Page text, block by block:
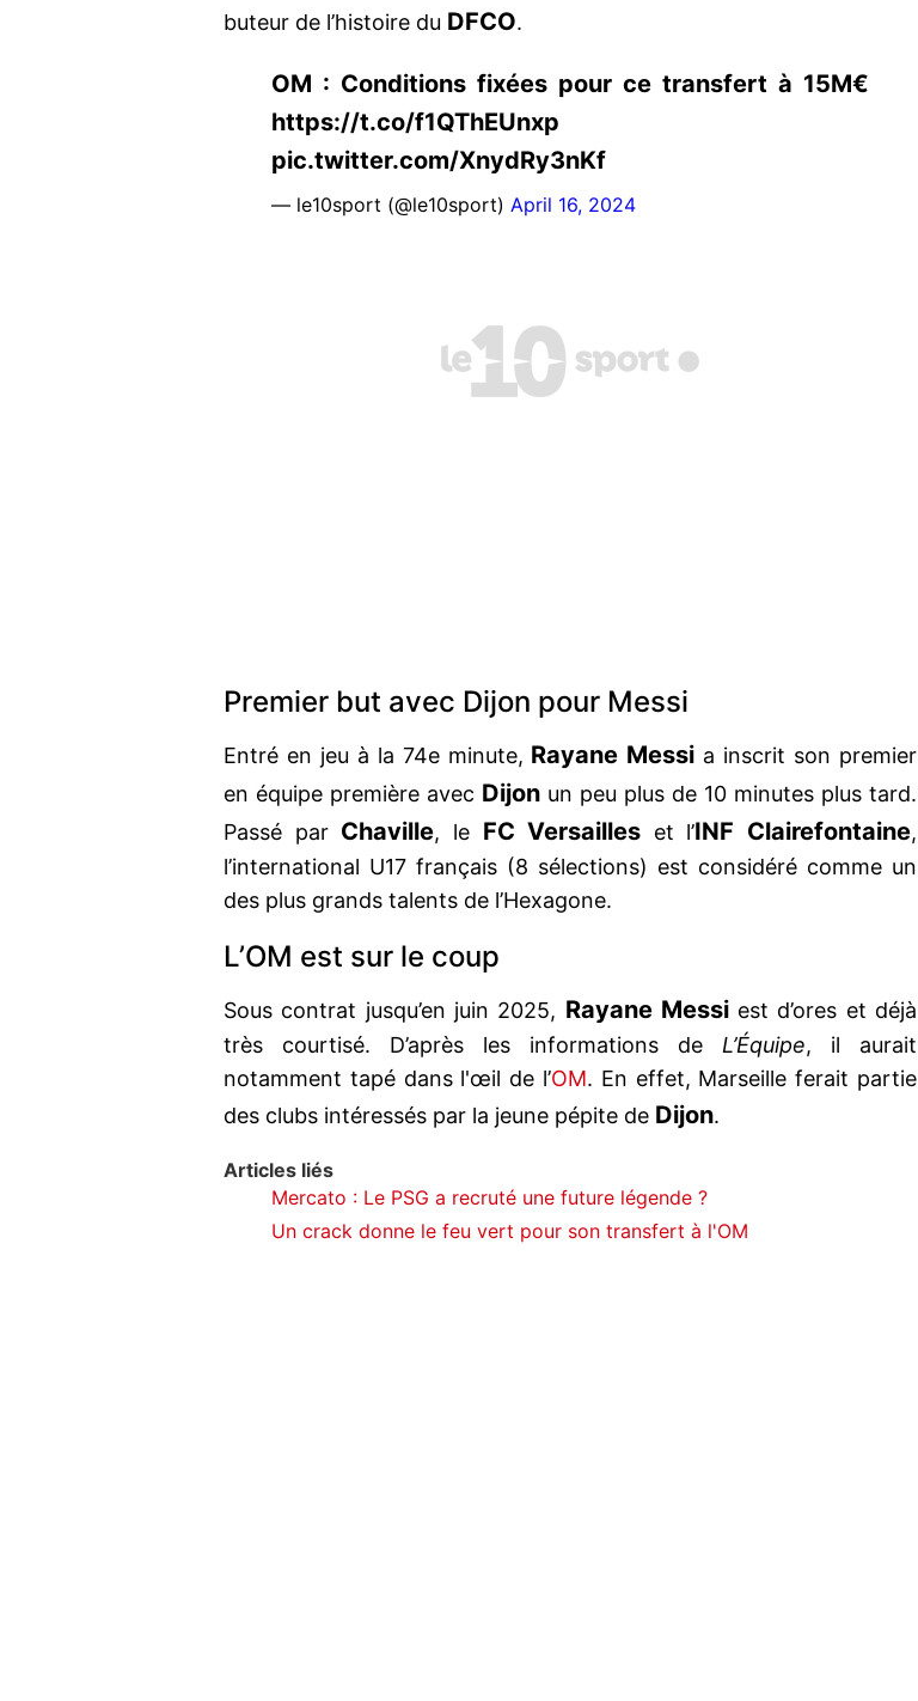
buteur de l’histoire du DFCO.
OM : Conditions fixées pour ce transfert à 15M€
https://t.co/f1QThEUnxp
pic.twitter.com/XnydRy3nKf
— le10sport (@le10sport) April 16, 2024
Premier but avec Dijon pour Messi
Entré en jeu à la 74e minute, Rayane Messi a inscrit son premier
en équipe première avec Dijon un peu plus de 10 minutes plus tard.
Passé par Chaville, le FC Versailles et l’INF Clairefontaine,
l’international U17 français (8 sélections) est considéré comme un
des plus grands talents de l’Hexagone.
L’OM est sur le coup
Sous contrat jusqu’en juin 2025, Rayane Messiest d’ores et déjà
très courtisé. D’après les informations de L’Équipe, il aurait
notamment tapé dans l'œil de l’OM. En effet, Marseille ferait partie
des clubs intéressés par la jeune pépite de Dijon.
Articles liés
Mercato : Le PSG a recruté une future légende ?
Un crack donne le feu vert pour son transfert à l'OM